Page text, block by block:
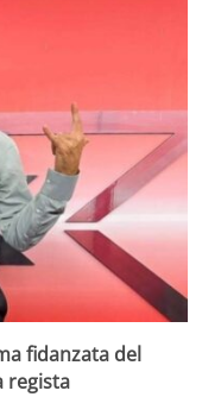
fidanzata del
regista